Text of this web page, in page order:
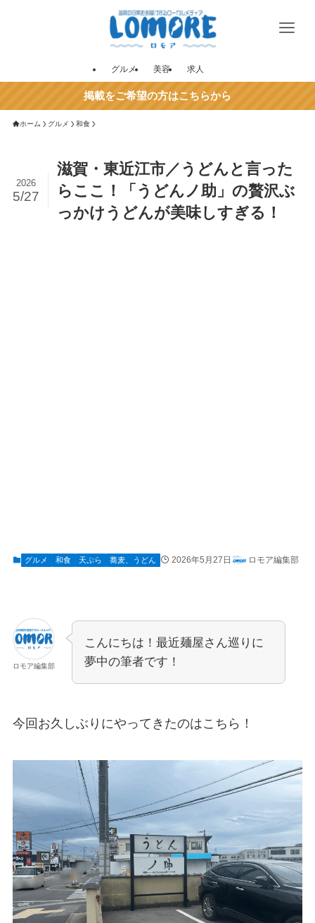
グルメ 美容 求人
掲載をご希望の方はこちらから
ホーム グルメ 和食
滋賀・東近江市／うどんと言った
らここ！「うどんノ助」の贅沢ぶ
っかけうどんが美味しすぎる！
2026
5/27
グルメ 和食 天ぷら 蕎麦、うどん 2026年5月27日 ロモア編集部
ロモア編集部
こんにちは！最近麺屋さん巡りに
夢中の筆者です！
今回お久しぶりにやってきたのはこちら！